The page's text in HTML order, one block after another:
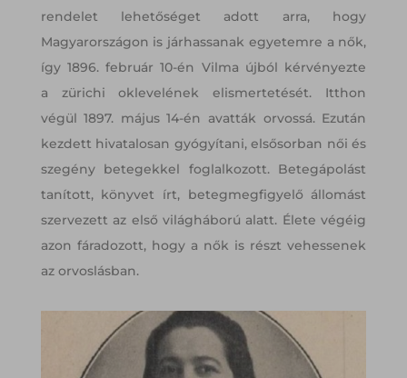
rendelet lehetőséget adott arra, hogy
Magyarországon is járhassanak egyetemre a nők,
így 1896. február 10-én Vilma újból kérvényezte
a zürichi oklevelének elismertetését. Itthon
végül 1897. május 14-én avatták orvossá. Ezután
kezdett hivatalosan gyógyítani, elsősorban női és
szegény betegekkel foglalkozott. Betegápolást
tanított, könyvet írt, betegmegfigyelő állomást
szervezett az első világháború alatt. Élete végéig
azon fáradozott, hogy a nők is részt vehessenek
az orvoslásban.